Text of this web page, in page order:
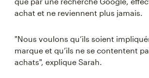
achat et ne reviennent plus jamais.
"Nous voulons qu’ils soient
marque et qu’ils ne se contentent
achats", explique Sarah.